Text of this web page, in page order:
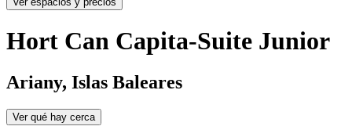
Hort Can Capita-Suite Junior
Ariany, Islas Baleares
Ver qué hay cerca